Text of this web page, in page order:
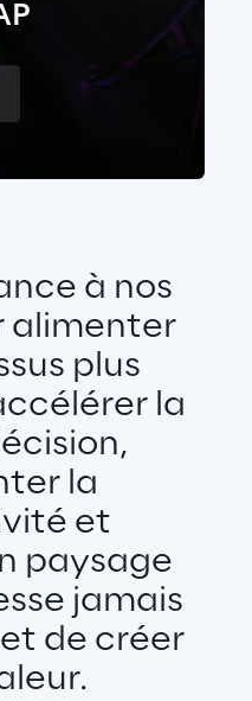
à nos
alimenter
plus
la
la
et
paysage
jamais
de créer